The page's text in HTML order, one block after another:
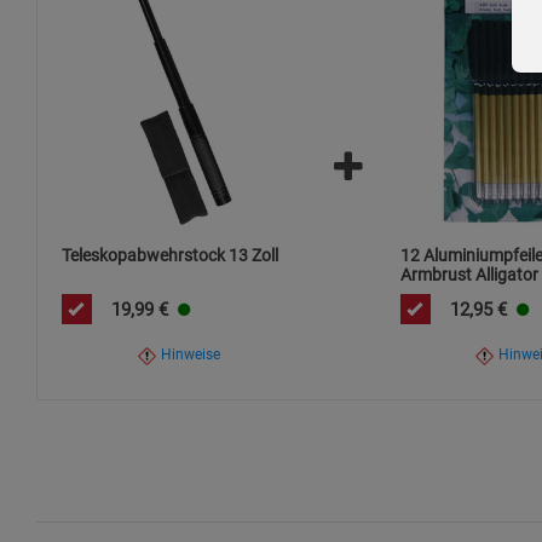
Entsorgung gemäß lokalen Vorschriften durchführen.
Produkt am Ende der Lebensdauer
Teleskopabwehrstock 13 Zoll
19,99 €
Hinweise
12
Armbrust Alligator
12,95 €